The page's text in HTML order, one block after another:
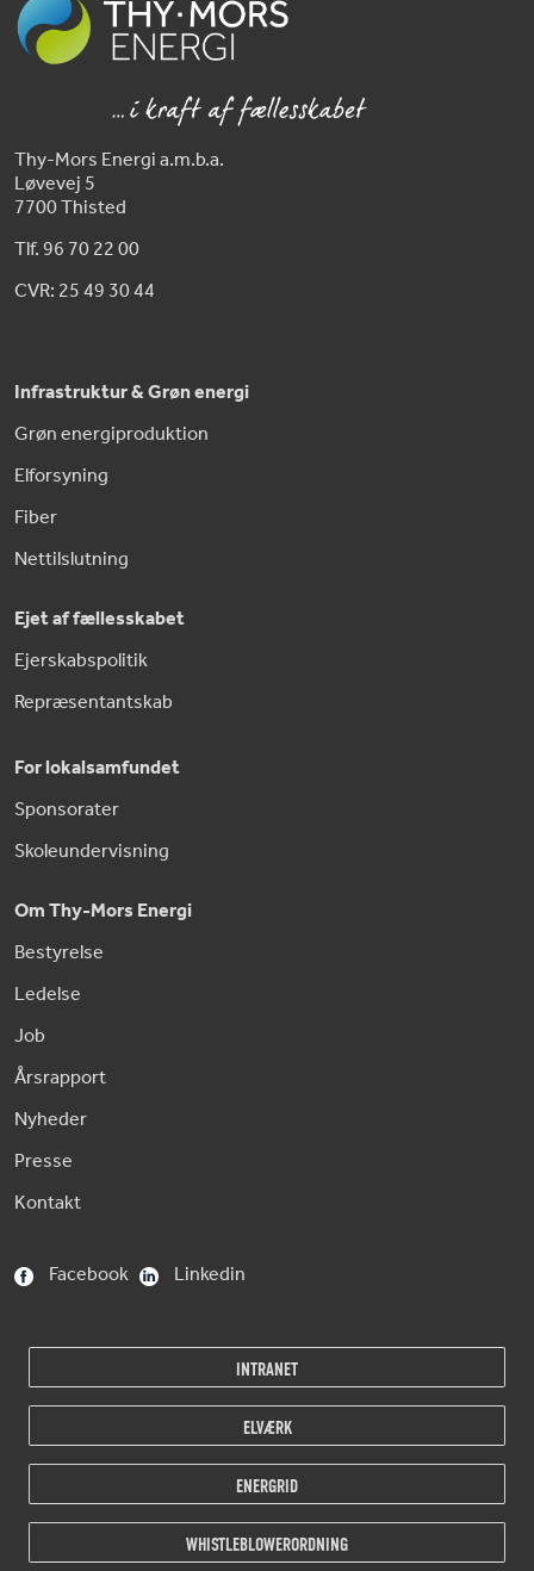
Thy-Mors Energi a.m.b.a.
Løvevej 5
7700 Thisted
Tlf. 96 70 22 00
CVR: 25 49 30 44
Infrastruktur & Grøn energi
Grøn energiproduktion
Elforsyning
Fiber
Nettilslutning
Ejet af fællesskabet
Ejerskabspolitik
Repræsentantskab
For lokalsamfundet
Sponsorater
Skoleundervisning
Om Thy-Mors Energi
Bestyrelse
Ledelse
Job
Årsrapport
Nyheder
Presse
Kontakt
Facebook
Linkedin
INTRANET
ELVÆRK
ENERGRID
WHISTLEBLOWERORDNING